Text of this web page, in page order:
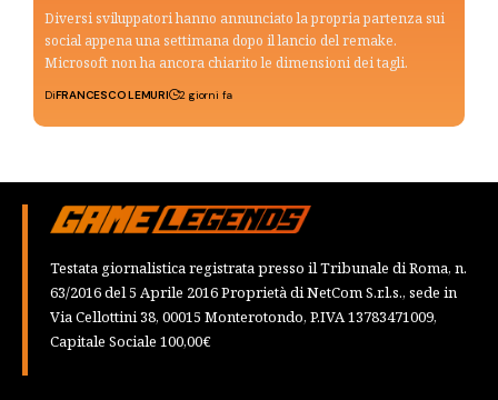
Diversi sviluppatori hanno annunciato la propria partenza sui
social appena una settimana dopo il lancio del remake.
Microsoft non ha ancora chiarito le dimensioni dei tagli.
DiFRANCESCO LEMURI 2 giorni fa
Testata giornalistica registrata presso il Tribunale di Roma, n.
63/2016 del 5 Aprile 2016 Proprietà di NetCom S.r.l.s., sede in
Via Cellottini 38, 00015 Monterotondo, P.IVA 13783471009,
Capitale Sociale 100,00€